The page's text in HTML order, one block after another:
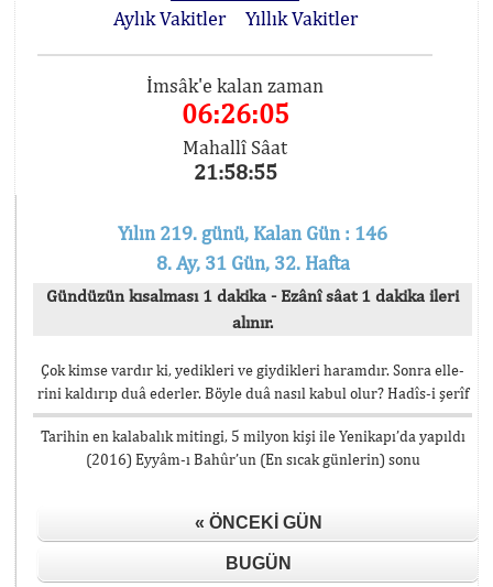
Aylık Vakitler
Yıllık Vakitler
İmsâk'e kalan zaman
06:26:05
Mahallî Sâat
21:58:55
Yılın 219. günü, Kalan Gün : 146
8. Ay, 31 Gün, 32. Hafta
Gündüzün kısalması 1 dakika - Ezânî sâat 1 dakika ileri
alınır.
Çok kimse vardır ki, yedikleri ve giydikleri haramdır. Sonra elle-
rini kaldırıp duâ ederler. Böyle duâ nasıl kabul olur? Hadîs-i şerîf
Tarihin en kalabalık mitingi, 5 milyon kişi ile Yenikapı’da yapıldı
(2016) Eyyâm-ı Bahûr’un (En sıcak günlerin) sonu
« ÖNCEKI GÜN
BUGÜN